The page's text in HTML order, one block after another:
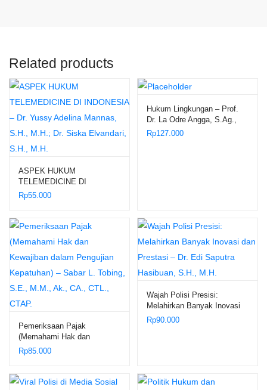
Related products
ASPEK HUKUM
TELEMEDICINE DI
INDONESIA – Dr. Yussy
M.H.
Rp55.000
Hukum Lingkungan – Prof.
Dr. La Odre Angga, S.Ag.,
S.H., M.Hum.
Rp127.000
Pemeriksaan Pajak
(Memahami Hak dan
Kewajiban dalam Pengujian
Kepatuhan) – Sabar L.
CTL., CTAP.
Rp85.000
Wajah Polisi Presisi:
Melahirkan Banyak Inovasi
dan Prestasi – Dr. Edi
Saputra Hasibuan, S.H.,
Rp90.000